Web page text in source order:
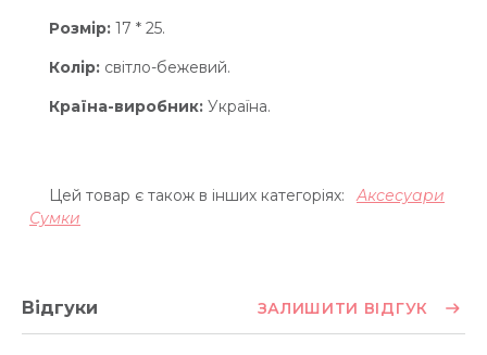
Розмір: 17 * 25.
Колір: світло-бежевий.
Країна-виробник: Україна.
Цей товар є також в інших категоріях:
Аксесуари
Сумки
Відгуки ЗАЛИШИТИ ВІДГУК